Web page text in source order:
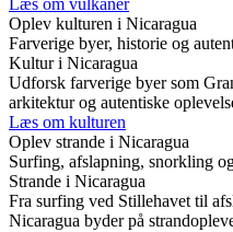
Læs om vulkaner
Oplev kulturen i Nicaragua
Farverige byer, historie og
Kultur i Nicaragua
Udforsk farverige byer som
arkitektur og autentiske
Læs om kulturen
Oplev strande i Nicaragua
Surfing, afslapning, snorkling
Strande i Nicaragua
Fra surfing ved Stillehavet til
Nicaragua byder på